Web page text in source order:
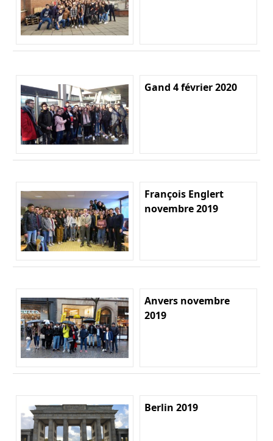
Gand 4 février 2020
François Englert
novembre 2019
Anvers novembre
2019
Berlin 2019